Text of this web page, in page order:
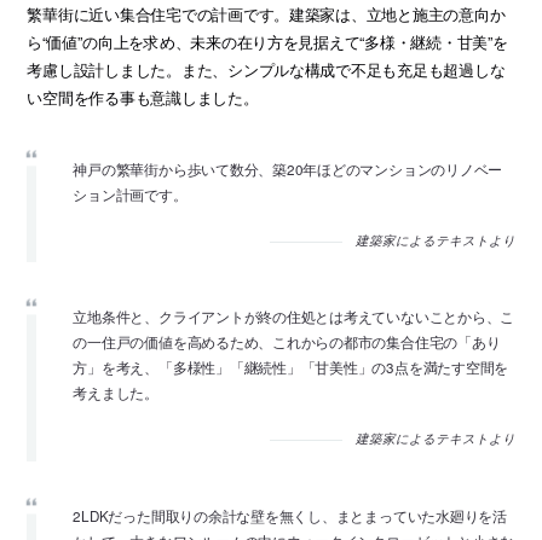
繁華街に近い集合住宅での計画です。建築家は、立地と施主の意向か
ら“価値”の向上を求め、未来の在り方を見据えて“多様・継続・甘美”を
考慮し設計しました。また、シンプルな構成で不足も充足も超過しな
い空間を作る事も意識しました。
神戸の繁華街から歩いて数分、築20年ほどのマンションのリノベー
ション計画です。
建築家によるテキストより
立地条件と、クライアントが終の住処とは考えていないことから、こ
の一住戸の価値を高めるため、これからの都市の集合住宅の「あり
方」を考え、「多様性」「継続性」「甘美性」の3点を満たす空間を
考えました。
建築家によるテキストより
2LDKだった間取りの余計な壁を無くし、まとまっていた水廻りを活